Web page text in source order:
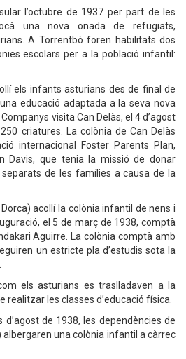
l’octubre de 1937 per part de les
una nova onada de refugiats,
A Torrentbò foren habilitats dos
escolars per a la població infantil:
els infants asturians des de final de
educació adaptada a la seva nova
visita Can Delàs, el 4 d’agost
criatures. La colònia de Can Delàs
internacional Foster Parents Plan,
Davis, que tenia la missió de donar
de les famílies a causa de la
acollí la colònia infantil de nens i
el 5 de març de 1938, comptà
Aguirre. La colònia comptà amb
un estricte pla d’estudis sota la
els asturians es traslladaven a la
realitzar les classes d’educació física.
d’agost de 1938, les dependències de
albergaren una colònia infantil a càrrec